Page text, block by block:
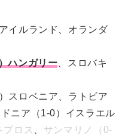
イルランド、オランダ
ハンガリー 、スロバキ
スロベニア、ラトビア
ニア （1-0） イスラエル
プロス サンマリノ
（0-